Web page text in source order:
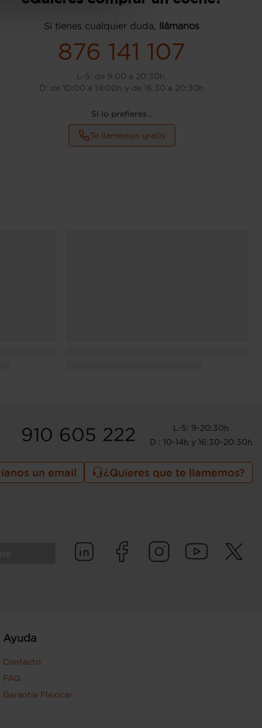
Si tienes cualquier duda, llámanos
876 141 107
L-S: de 9:00 a 20:30h.
D: de 10:00 a 14:00h y de 16:30 a 20:30h
Si lo prefieres...
Te llamamos gratis
910 605 222
L-S: 9-20:30h
D : 10-14h y 16:30-20:30h
un email ¿Quieres que te llamemos?
Ayuda
Contacto
FAQ
Garantía Flexicar